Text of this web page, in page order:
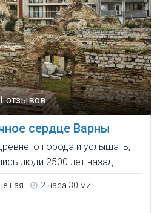
отзывов
сердце Варны
города и услышать,
люди 2500 лет назад.
2 часа 30 мин.